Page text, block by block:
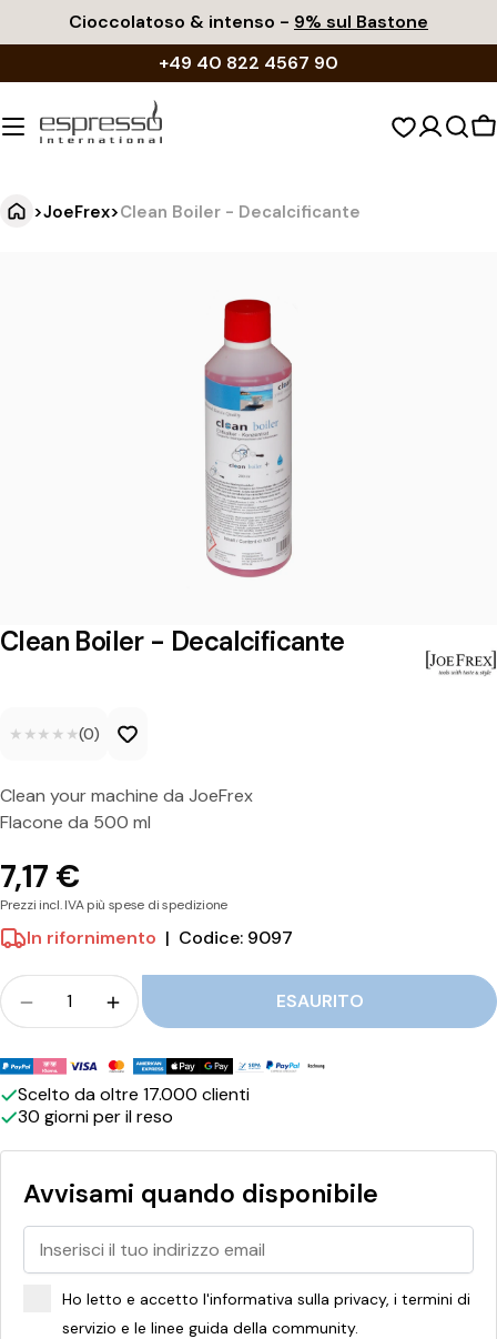
al
Cioccolatoso & intenso - 9% sul Bastone
+49 40 822 4567 90
>JoeFrex>Clean Boiler - Decalcificante
r
e
c
a
l
c
i
i
c
a
n
t
Clean Boiler - Decalcificante
★★★★★
★★★★★(0)
Clean your machine da JoeFrex
Flacone da 500 ml
7,17 €
Prezzi incl. IVA più spese di spedizione
In rifornimento | Codice: 9097
Folla
Quantità per Clean Boiler - Decalcificante
Quantità per Clean Boiler -
ESAURITO
Metodi
di
pagamento
Scelto da oltre 17.000 clienti
30 giorni per il reso
Avvisami quando disponibile
Ho letto e accetto l'informativa sulla privacy, i termini di
servizio e le linee guida della community.